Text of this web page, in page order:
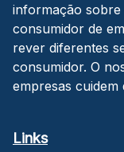
informação sobre
consumidor de
rever diferentes
consumidor. O
empresas cuidem
Links